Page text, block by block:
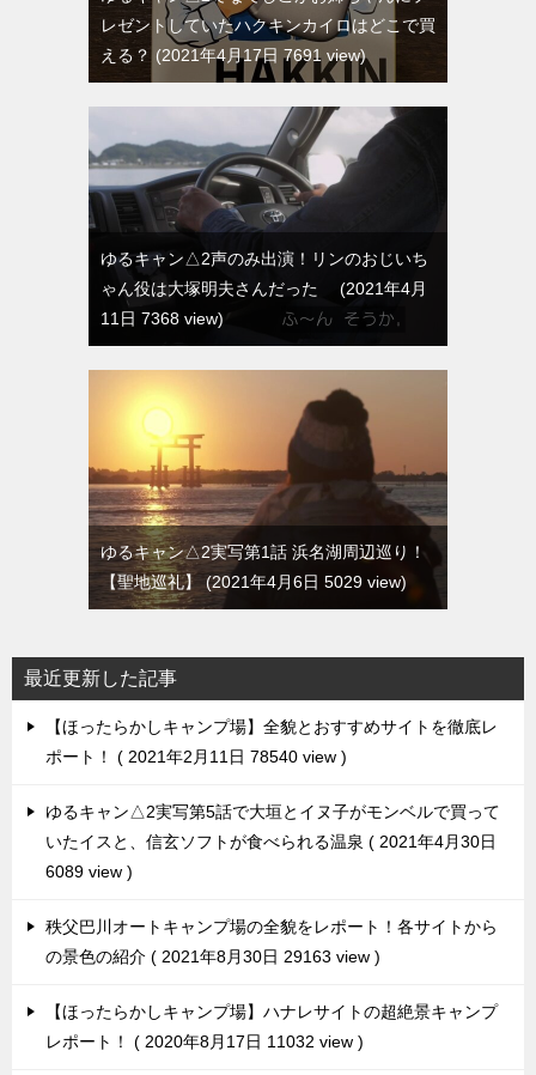
レゼントしていたハクキンカイロはどこで買
える？
2021年4月17日 7691 view
ゆるキャン△2声のみ出演！リンのおじいち
ゃん役は大塚明夫さんだった
2021年4月
11日 7368 view
ゆるキャン△2実写第1話 浜名湖周辺巡り！
【聖地巡礼】
2021年4月6日 5029 view
最近更新した記事
【ほったらかしキャンプ場】全貌とおすすめサイトを徹底レ
ポート！
2021年2月11日 78540 view
ゆるキャン△2実写第5話で大垣とイヌ子がモンベルで買って
いたイスと、信玄ソフトが食べられる温泉
2021年4月30日
6089 view
秩父巴川オートキャンプ場の全貌をレポート！各サイトから
の景色の紹介
2021年8月30日 29163 view
【ほったらかしキャンプ場】ハナレサイトの超絶景キャンプ
レポート！
2020年8月17日 11032 view